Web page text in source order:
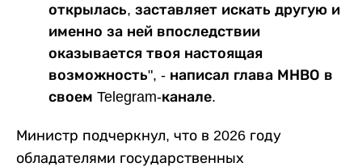
открылась, заставляет искать другую и
именно за ней впоследствии
оказывается твоя настоящая
возможность", - написал глава МНВО в
своем Telegram-канале.
Министр подчеркнул, что в 2026 году
обладателями государственных